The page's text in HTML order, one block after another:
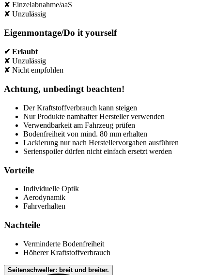
✘ Einzelabnahme/aaS
✘ Unzulässig
Eigenmontage/Do it yourself
✔ Erlaubt
✘ Unzulässig
✘ Nicht empfohlen
Achtung, unbedingt beachten!
Der Kraftstoffverbrauch kann steigen
Nur Produkte namhafter Hersteller verwenden
Verwendbarkeit am Fahrzeug prüfen
Bodenfreiheit von mind. 80 mm erhalten
Lackierung nur nach Herstellervorgaben ausführen
Serienspoiler dürfen nicht einfach ersetzt werden
Vorteile
Individuelle Optik
Aerodynamik
Fahrverhalten
Nachteile
Verminderte Bodenfreiheit
Höherer Kraftstoffverbrauch
Seitenschweller: breit und breiter.